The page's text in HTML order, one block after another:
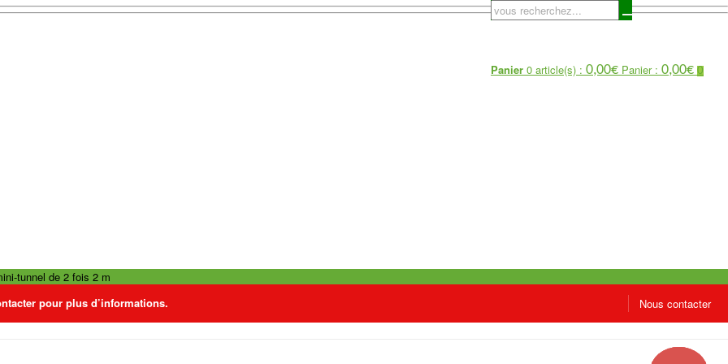
Panier 0 article(s) : 0,00€ Panier : 0,00€ 0
tunnel de 2 fois 2 m
Nous contacter
pour plus d’informations.